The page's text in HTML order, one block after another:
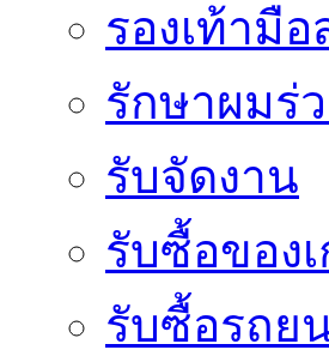
รองเท้ามือ
รักษาผมร่
รับจัดงาน
รับซื้อของเ
รับซื้อรถย